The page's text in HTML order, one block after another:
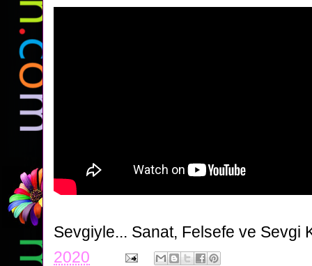
Sevgiyle... Sanat, Felsefe ve Sevgi
2020